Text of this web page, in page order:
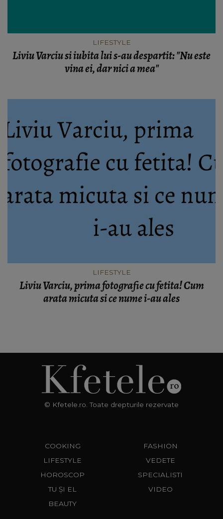
LIFESTYLE
Liviu Varciu si iubita lui s-au despartit: "Nu este
vina ei, dar nici a mea"
LIFESTYLE
Liviu Varciu, prima fotografie cu fetita! Cum
arata micuta si ce nume i-au ales
© Kfetele.ro. Toate drepturile rezervate
COOKING
LIFESTYLE
HOROSCOP
TU ȘI EL
BEAUTY
FASHION
VEDETE
SPECIALISTI
VIDEO